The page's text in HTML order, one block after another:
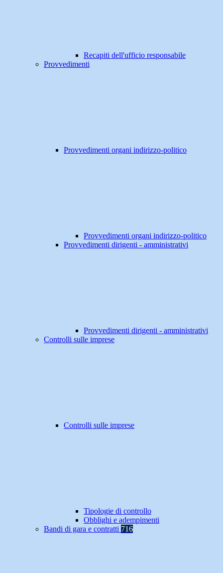
Recapiti dell'ufficio responsabile
Provvedimenti
Provvedimenti organi indirizzo-politico
Provvedimenti organi indirizzo-politico
Provvedimenti dirigenti - amministrativi
Provvedimenti dirigenti - amministrativi
Controlli sulle imprese
Controlli sulle imprese
Tipologie di controllo
Obblighi e adempimenti
Bandi di gara e contratti 716